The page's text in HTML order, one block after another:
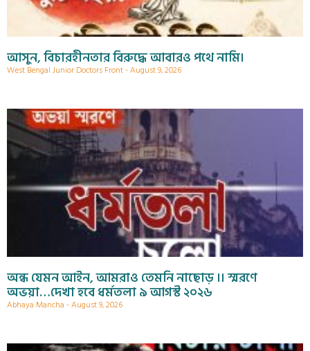
আসুন, বিচারহীনতার বিরুদ্ধে আবারও পথে নামি।
West Bengal Junior Doctors Front August 9, 2026
অন্ধ যেমন আইন, আমরাও তেমনি নাছোড় ।। স্মরণে
অভয়া…দেখা হবে ধর্মতলা ৯ আগস্ট ২০২৬
Abhaya Mancha August 9, 2026